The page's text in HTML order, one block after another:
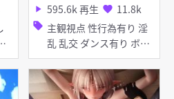
play_arrow 595.6k 再生 favorite 11.8k
sell 主観視点 性行為有り 淫
乱 乱交 ダンス有り ボイ
ス有り タイツ・ストッキ
ング ディルド バイブ・
ローター アヘ顔 フェラ